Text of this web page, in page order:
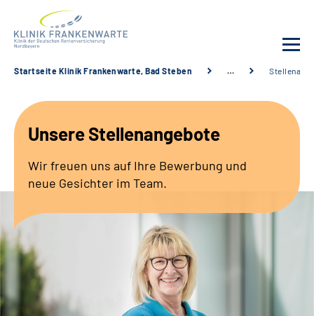
Leistungsangebot
Fachbereiche
Service
Karriere
Suche
Startseite Klinik Frankenwarte, Bad Steben …
Unsere Stellenangebote
Wir freuen uns auf Ihre Bewerbung und
neue Gesichter im Team.